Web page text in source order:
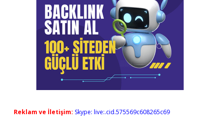
Reklam ve İletişim: Skype: live:.cid.575569c608265c69